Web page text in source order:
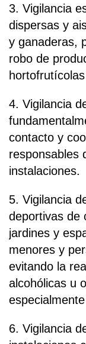
3. Vigilancia
dispersas y
y ganaderas,
robo de
4. Vigilancia
contacto y
responsables
instalaciones.
5. Vigilancia
deportivas de
jardines y
menores y
evitando la
alcohólicas u
6. Vigilancia